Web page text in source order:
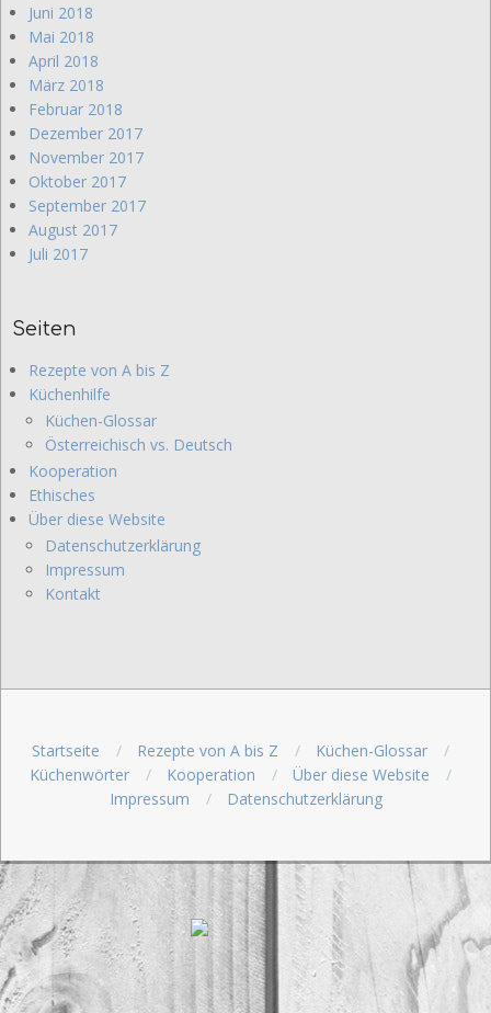
Juni 2018
Mai 2018
April 2018
März 2018
Februar 2018
Dezember 2017
November 2017
Oktober 2017
September 2017
August 2017
Juli 2017
Seiten
Rezepte von A bis Z
Küchenhilfe
Küchen-Glossar
Österreichisch vs. Deutsch
Kooperation
Ethisches
Über diese Website
Datenschutzerklärung
Impressum
Kontakt
Startseite Rezepte von A bis Z
Küchen-Glossar
Küchenwörter
Kooperation
Über diese Website
Impressum
Datenschutzerklärung